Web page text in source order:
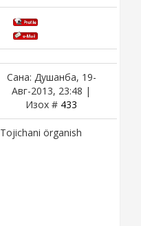
Сана: Душанба, 19-
Авг-2013, 23:48 |
Изох # 433
Tojichani örganish